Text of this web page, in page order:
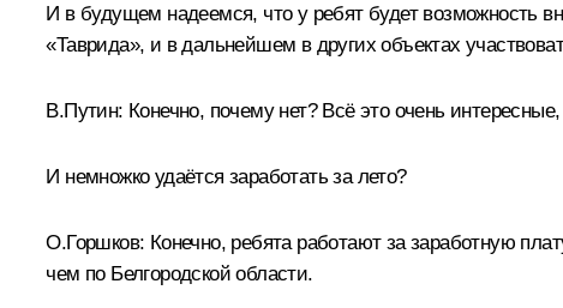
И в будущем надеемся, что у ребят будет возможность
«Таврида», и в дальнейшем в других объектах
В.Путин: Конечно, почему нет? Всё это очень
И немножко удаётся заработать за лето?
О.Горшков: Конечно, ребята работают за заработную
чем по Белгородской области.